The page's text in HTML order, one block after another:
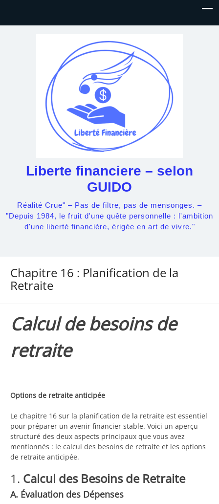
Liberte financiere – selon
GUIDO
Réalité Crue" – Pas de filtre, pas de mensonges. –
"Depuis 1984, le fruit d'une quête personnelle : l'ambition
d'une liberté financière, érigée en art de vivre."
Chapitre 16 : Planification de la
Retraite
Calcul de besoins de
retraite
Options de retraite anticipée
Le chapitre 16 sur la planification de la retraite est essentiel
pour préparer un avenir financier stable. Voici un aperçu
structuré des deux aspects principaux que vous avez
mentionnés : le calcul des besoins de retraite et les options
de retraite anticipée.
1. Calcul des Besoins de Retraite
A. Évaluation des Dépenses